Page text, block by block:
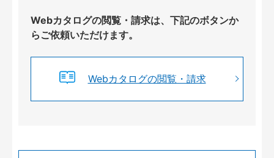
Webカタログの閲覧・請求は、下記のボタンか
らご依頼いただけます。
Webカタログの閲覧・請求